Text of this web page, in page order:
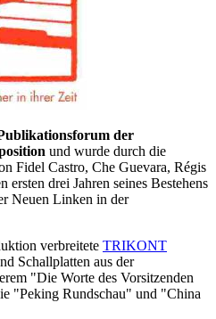
der
und wurde durch die
Fidel Castro, Che Guevara, Régis
drei Jahren seines Bestehens
Neuen Linken in der
verbreitete TRIKONT
Schallplatten aus der
"Die Worte des Vorsitzenden
"Peking Rundschau" und "China